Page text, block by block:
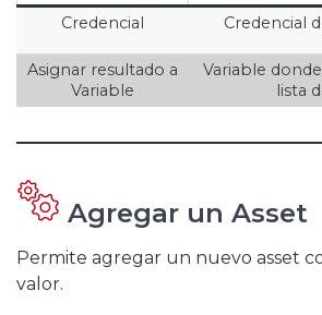
Credencial Credencial
Asignar resultado a
Variable
Variable
lista
Agregar un Asset
Permite agregar un nuevo asset
valor.